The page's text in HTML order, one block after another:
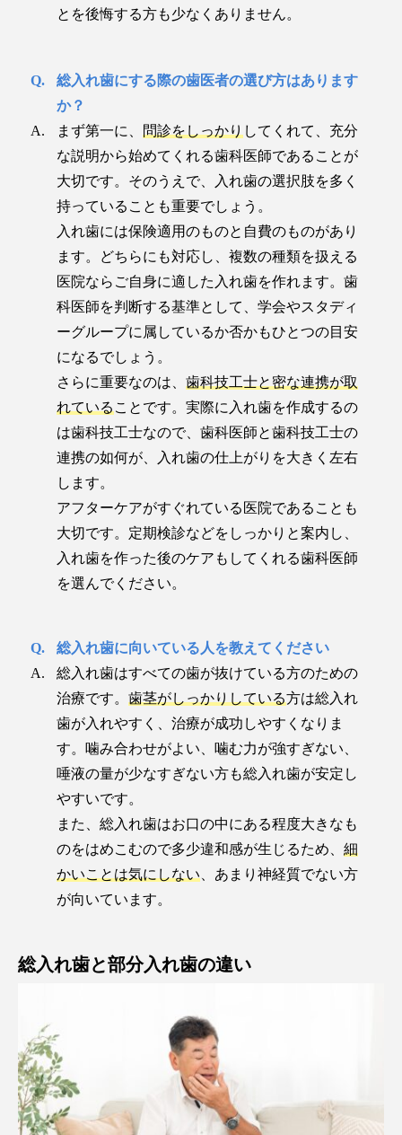
とを後悔する方も少なくありません。
総入れ歯にする際の歯医者の選び方はあります
か？
まず第一に、
問診をしっかり してくれて、充分
な説明から始めてくれる歯科医師であることが
大切です。そのうえで、入れ歯の選択肢を多く
持っていることも重要でしょう。
入れ歯には保険適用のものと自費のものがあり
ます。どちらにも対応し、複数の種類を扱える
医院ならご自身に適した入れ歯を作れます。歯
科医師を判断する基準として、学会やスタディ
ーグループに属しているか否かもひとつの目安
になるでしょう。
さらに重要なのは、 歯科技工士と密な連携が取
れている ことです。実際に入れ歯を作成するの
は歯科技工士なので、歯科医師と歯科技工士の
連携の如何が、入れ歯の仕上がりを大きく左右
します。
アフターケアがすぐれている医院であることも
大切です。定期検診などをしっかりと案内し、
入れ歯を作った後のケアもしてくれる歯科医師
を選んでください。
総入れ歯に向いている人を教えてください
総入れ歯はすべての歯が抜けている方のための
治療です。 歯茎がしっかりしている方は総入れ
歯が入れやすく、治療が成功しやすくなりま
す。噛み合わせがよい、噛む力が強すぎない、
唾液の量が少なすぎない方も総入れ歯が安定し
やすいです。
また、総入れ歯はお口の中にある程度大きなも
のをはめこむので多少違和感が生じるため、 細
かいことは気にしない 、あまり神経質でない方
が向いています。
総入れ歯と部分入れ歯の違い